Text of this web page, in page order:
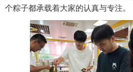
个粽子都承载着大家的认真与专注。